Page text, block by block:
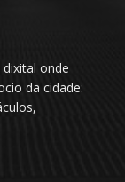
onde
da cidade: